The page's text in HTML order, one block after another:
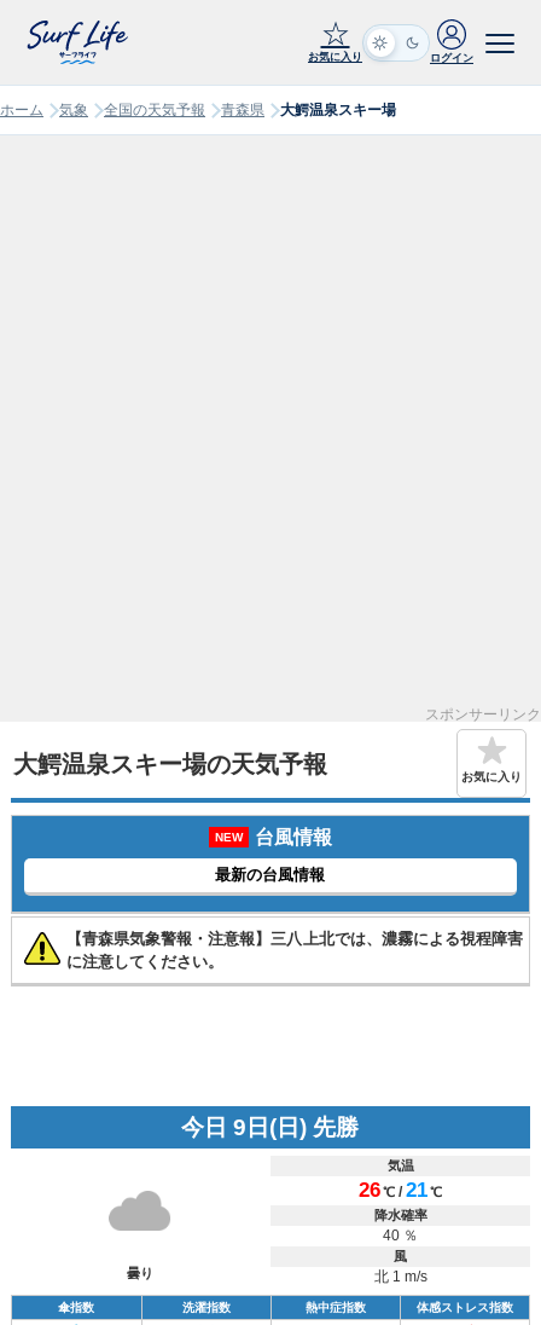
☆
お気に入り ログイン
ホーム 気象 全国の天気予報 青森県 大鰐温泉スキー場
スポンサーリンク
大鰐温泉スキー場の天気予報 お気に入り
NEW 台風情報
最新の台風情報
【青森県気象警報・注意報】三八上北では、濃霧による視程障害
に注意してください。
今日 9日(日) 先勝
曇り
気温
26℃ /21℃
降水確率
40 ％
風
北 1 m/s
傘指数 洗濯指数 熱中症指数 体感ストレス指数